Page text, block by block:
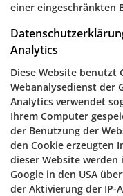
einer eingeschränkten
Analytics
Diese Website benutzt
Webanalysedienst der
Analytics verwendet
Ihrem Computer
der Benutzung der
den Cookie erzeugten
dieser Website werden
Google in den USA
der Aktivierung der IP-